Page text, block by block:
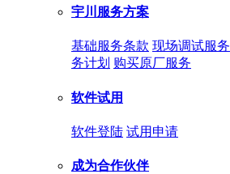
宇川服务方案
基础服务条款 现场调试服务
务计划 购买原厂服务
软件试用
软件登陆 试用申请
成为合作伙伴